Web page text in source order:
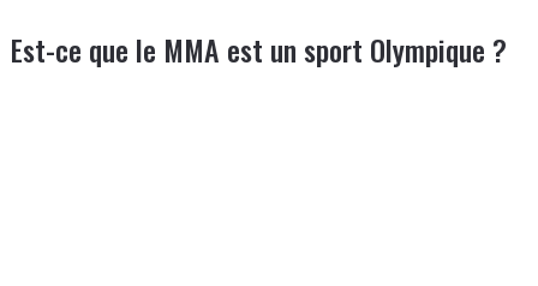
Est-ce que le MMA est un sport Olympique ?